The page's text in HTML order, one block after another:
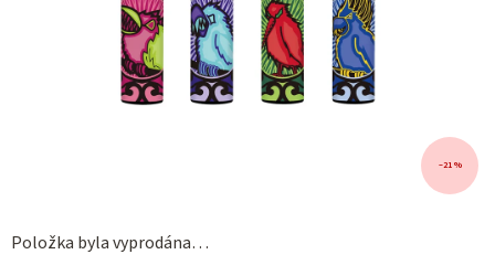
Položka byla vyprodána…
–21 %